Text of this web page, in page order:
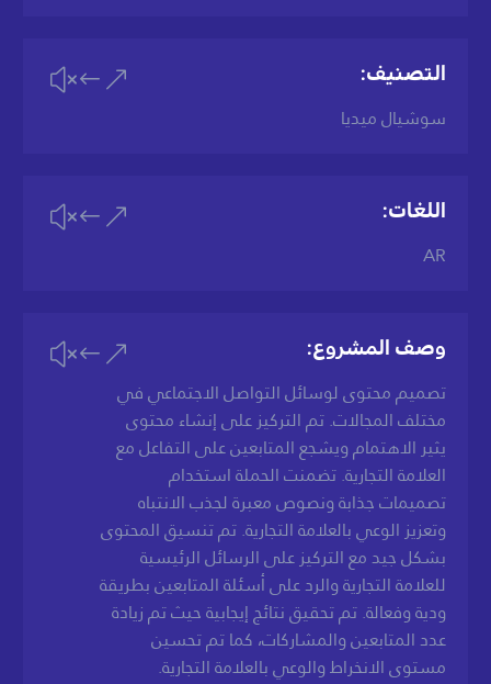
&#x التصنيف:
سوشيال ميديا
&#x اللغات:
AR
&#x وصف المشروع:
تصميم محتوى لوسائل التواصل الاجتماعي في
مختلف المجالات. تم التركيز على إنشاء محتوى
يثير الاهتمام ويشجع المتابعين على التفاعل مع
العلامة التجارية. تضمنت الحملة استخدام
تصميمات جذابة ونصوص معبرة لجذب الانتباه
وتعزيز الوعي بالعلامة التجارية. تم تنسيق المحتوى
بشكل جيد مع التركيز على الرسائل الرئيسية
للعلامة التجارية والرد على أسئلة المتابعين بطريقة
ودية وفعالة. تم تحقيق نتائج إيجابية حيث تم زيادة
عدد المتابعين والمشاركات، كما تم تحسين
مستوى الانخراط والوعي بالعلامة التجارية.